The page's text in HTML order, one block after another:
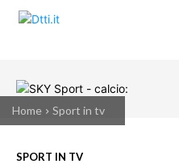
Home Sport in tv
SPORT IN TV